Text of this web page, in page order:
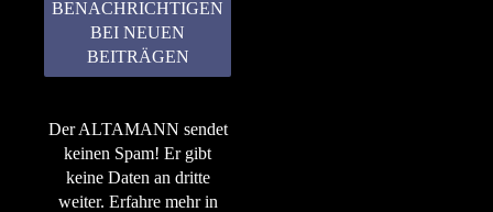
Der ALTAMANN sendet
keinen Spam! Er gibt
keine Daten an dritte
weiter. Erfahre mehr in